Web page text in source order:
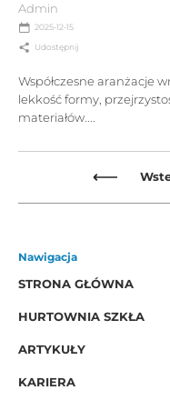
Admin
2025-12-15
Udostępnij
Współczesne aranżacje
lekkość formy,
materiałów....
Nawigacja
STRONA GŁÓWNA
HURTOWNIA SZKŁA
ARTYKUŁY
KARIERA